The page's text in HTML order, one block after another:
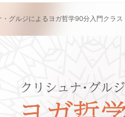
・グルジによるヨガ哲学90分入門クラス